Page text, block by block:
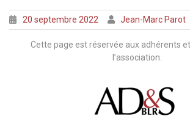
20 septembre 2022 Jean-Marc Parot
Cette page est réservée aux adhérents
l’association.